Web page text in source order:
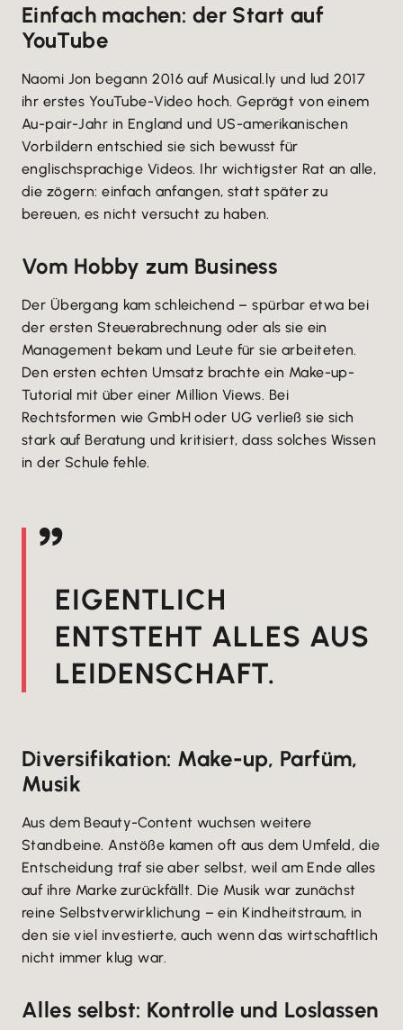
Einfach machen: der Start auf
YouTube
Naomi Jon begann 2016 auf Musical.ly und lud 2017
ihr erstes YouTube-Video hoch. Geprägt von einem
Au-pair-Jahr in England und US-amerikanischen
Vorbildern entschied sie sich bewusst für
englischsprachige Videos. Ihr wichtigster Rat an alle,
die zögern: einfach anfangen, statt später zu
bereuen, es nicht versucht zu haben.
Vom Hobby zum Business
Der Übergang kam schleichend – spürbar etwa bei
der ersten Steuerabrechnung oder als sie ein
Management bekam und Leute für sie arbeiteten.
Den ersten echten Umsatz brachte ein Make-up-
Tutorial mit über einer Million Views. Bei
Rechtsformen wie GmbH oder UG verließ sie sich
stark auf Beratung und kritisiert, dass solches Wissen
in der Schule fehle.
EIGENTLICH
ENTSTEHT ALLES AUS
LEIDENSCHAFT.
Diversifikation: Make-up, Parfüm,
Musik
Aus dem Beauty-Content wuchsen weitere
Standbeine. Anstöße kamen oft aus dem Umfeld, die
Entscheidung traf sie aber selbst, weil am Ende alles
auf ihre Marke zurückfällt. Die Musik war zunächst
reine Selbstverwirklichung – ein Kindheitstraum, in
den sie viel investierte, auch wenn das wirtschaftlich
nicht immer klug war.
Alles selbst: Kontrolle und Loslassen